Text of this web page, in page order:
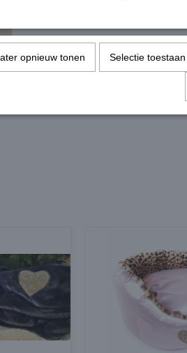
opnieuw tonen Selectie toestaan